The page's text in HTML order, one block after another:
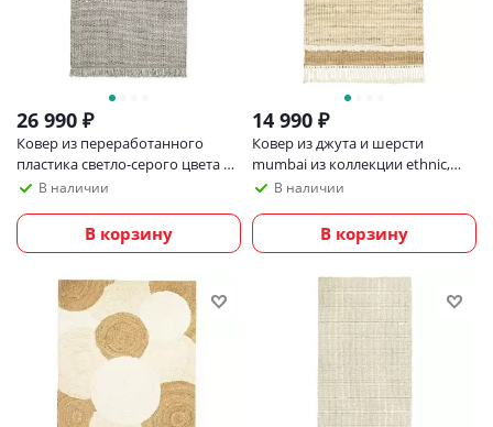
26 990 ₽
Ковер из переработанного
пластика светло-серого цвета из
коллекции ethnic, 120х180 см
В наличии
В корзину
14 990 ₽
Ковер из джута и шерсти
mumbai из коллекции ethnic,
120х180см
В наличии
В корзину